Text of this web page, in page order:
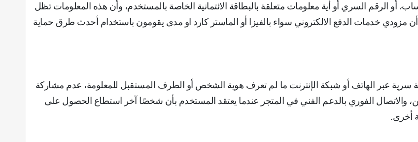
أو الرقم السري أو أية معلومات متعلقة بالبطاقة الائتمانية الخاصة بالمستخدم، وأن هذه المعلومات تظل
أن مزودي خدمات الدفع الالكتروني سواء بالفيزا أو الماستر كارد او مدى يقومون باستخدام أحدث طرق حماية
سرية عبر الهاتف أو شبكة الإنترنت ما لم تعرف هوية الشخص أو الطرف المستقبل للمعلومة، ‌‌عدم مشاركة
‌والاتصال الفوري بالدعم الفني في المتجر عندما يعتقد المستخدم بأن شخصًا آخر استطاع الحصول على
أخرى.